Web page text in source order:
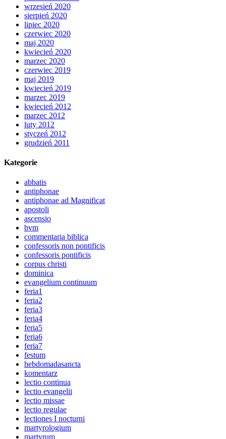
wrzesień 2020
sierpień 2020
lipiec 2020
czerwiec 2020
maj 2020
kwiecień 2020
marzec 2020
czerwiec 2019
maj 2019
kwiecień 2019
marzec 2019
kwiecień 2012
marzec 2012
luty 2012
styczeń 2012
grudzień 2011
Kategorie
abbatis
antiphonae
antiphonae ad Magnificat
apostoli
ascensio
bvm
commentaria biblica
confessoris non pontificis
confessoris pontificis
corpus christi
dominica
evangelium continuum
feria1
feria2
feria3
feria4
feria5
feria6
feria7
festum
hebdomadasancta
komentarz
lectio continua
lectio evangelii
lectio missae
lectio regulae
lectiones I nocturni
martyrologium
martyrum